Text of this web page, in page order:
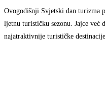
Ovogodišnji Svjetski dan turizma
ljetnu turističku sezonu. Jajce već
najatraktivnije turističke